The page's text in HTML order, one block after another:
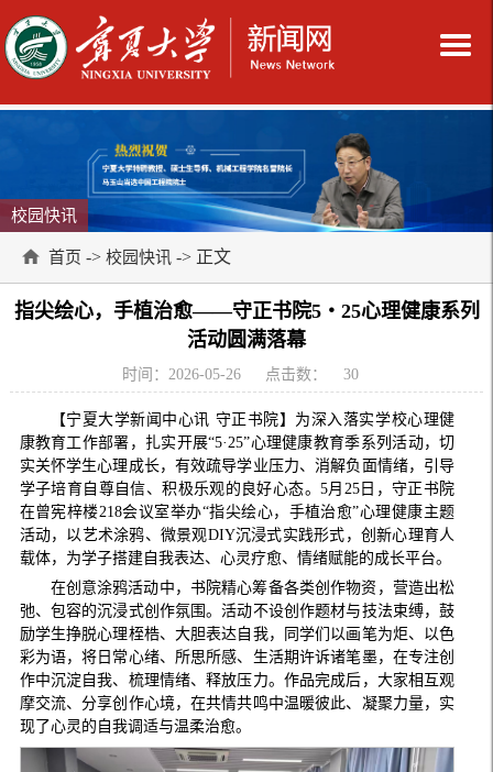
校园快讯
首页 -> 校园快讯 -> 正文
指尖绘心，手植治愈——守正书院5・25心理健康系列
活动圆满落幕
时间：2026-05-26 点击数： 30
【宁夏大学新闻中心讯 守正书院】为深入落实学校心理健
康教育工作部署，扎实开展“5·25”心理健康教育季系列活动，切
实关怀学生心理成长，有效疏导学业压力、消解负面情绪，引导
学子培育自尊自信、积极乐观的良好心态。5月25日，守正书院
在曾宪梓楼218会议室举办“指尖绘心，手植治愈”心理健康主题
活动，以艺术涂鸦、微景观DIY沉浸式实践形式，创新心理育人
载体，为学子搭建自我表达、心灵疗愈、情绪赋能的成长平台。
在创意涂鸦活动中，书院精心筹备各类创作物资，营造出松
弛、包容的沉浸式创作氛围。活动不设创作题材与技法束缚，鼓
励学生挣脱心理桎梏、大胆表达自我，同学们以画笔为炬、以色
彩为语，将日常心绪、所思所感、生活期许诉诸笔墨，在专注创
作中沉淀自我、梳理情绪、释放压力。作品完成后，大家相互观
摩交流、分享创作心境，在共情共鸣中温暖彼此、凝聚力量，实
现了心灵的自我调适与温柔治愈。